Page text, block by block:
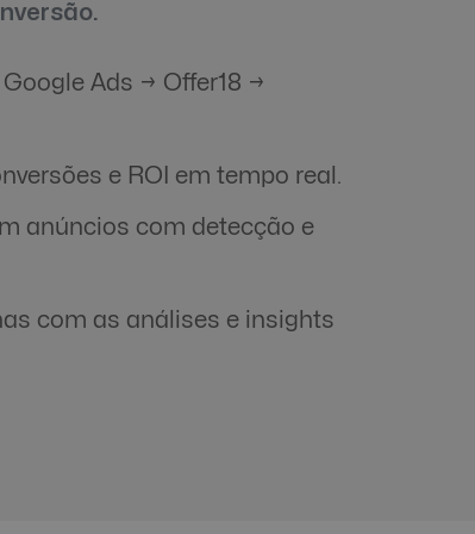
Ads → Offer18 →
e ROI em tempo real.
anúncios com detecção e
com as análises e insights